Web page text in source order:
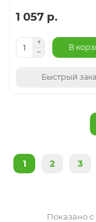
1 057 р.
В
Быстрый
1 2 3
Показано с